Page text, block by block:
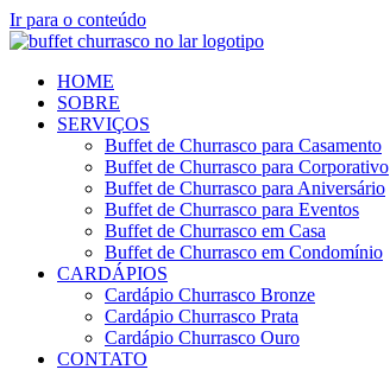
Ir para o conteúdo
HOME
SOBRE
SERVIÇOS
Buffet de Churrasco para Casamento
Buffet de Churrasco para Corporativo
Buffet de Churrasco para Aniversário
Buffet de Churrasco para Eventos
Buffet de Churrasco em Casa
Buffet de Churrasco em Condomínio
CARDÁPIOS
Cardápio Churrasco Bronze
Cardápio Churrasco Prata
Cardápio Churrasco Ouro
CONTATO